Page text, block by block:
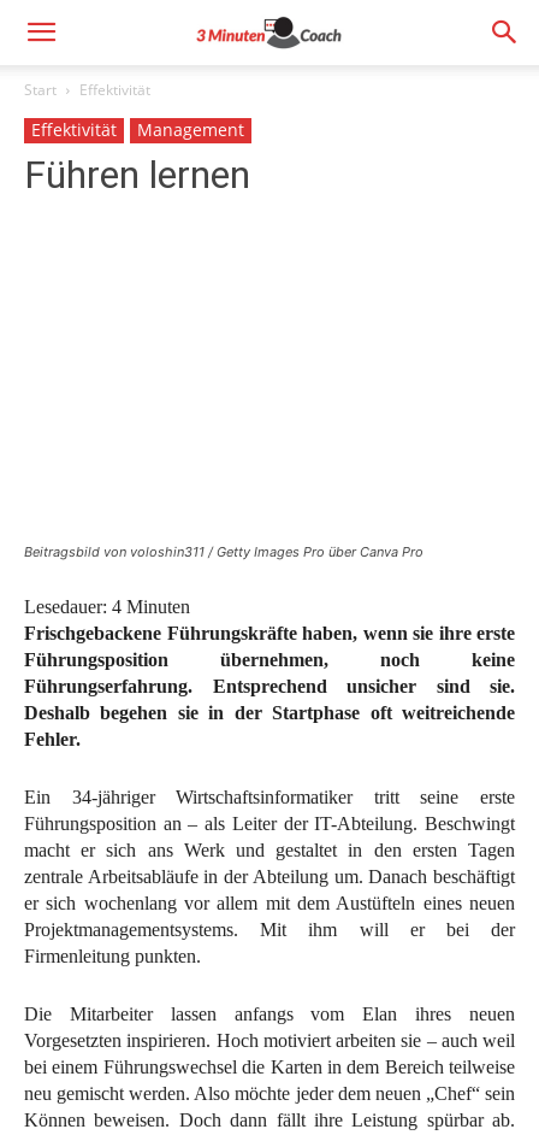
Start Effektivität
Effektivität Management
Führen lernen
Beitragsbild von voloshin311 / Getty Images Pro über Canva Pro
Lesedauer: 4 Minuten
Frischgebackene Führungskräfte haben, wenn sie ihre erste
Führungsposition übernehmen, noch keine
Führungserfahrung. Entsprechend unsicher sind sie.
Deshalb begehen sie in der Startphase oft weitreichende
Fehler.
Ein 34-jähriger Wirtschaftsinformatiker tritt seine erste
Führungsposition an – als Leiter der IT-Abteilung. Beschwingt
macht er sich ans Werk und gestaltet in den ersten Tagen
zentrale Arbeitsabläufe in der Abteilung um. Danach beschäftigt
er sich wochenlang vor allem mit dem Austüfteln eines neuen
Projektmanagementsystems. Mit ihm will er bei der
Firmenleitung punkten.
Die Mitarbeiter lassen anfangs vom Elan ihres neuen
Vorgesetzten inspirieren. Hoch motiviert arbeiten sie – auch weil
bei einem Führungswechsel die Karten in dem Bereich teilweise
neu gemischt werden. Also möchte jeder dem neuen „Chef“ sein
Können beweisen. Doch dann fällt ihre Leistung spürbar ab.